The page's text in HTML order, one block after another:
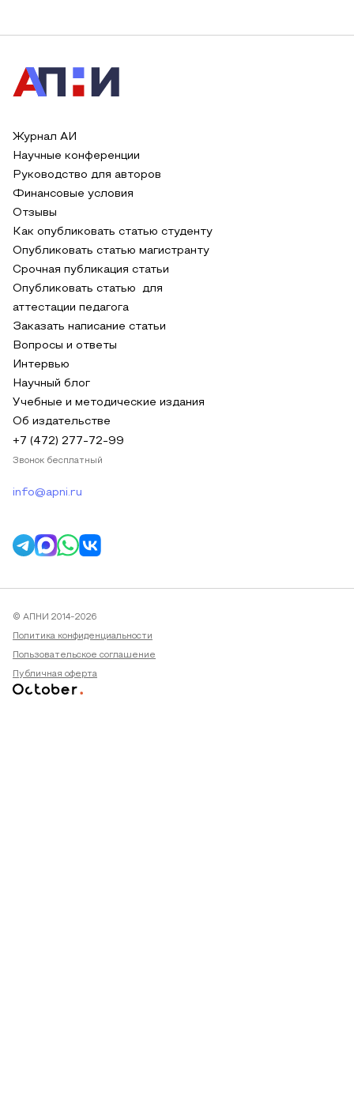
Журнал АИ
Научные конференции
Руководство для авторов
Финансовые условия
Отзывы
Как опубликовать статью студенту
Опубликовать статью магистранту
Срочная публикация статьи
Опубликовать статью для
аттестации педагога
Заказать написание статьи
Вопросы и ответы
Интервью
Научный блог
Учебные и методические издания
Об издательстве
+7 (472) 277-72-99
Звонок бесплатный
info@apni.ru
© АПНИ 2014-2026
Политика конфиденциальности
Пользовательское соглашение
Публичная оферта